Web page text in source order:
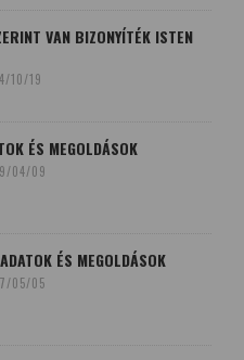
VAN BIZONYÍTÉK ISTEN
10/19
ÉS MEGOLDÁSOK
04/09
ÉS MEGOLDÁSOK
05/05